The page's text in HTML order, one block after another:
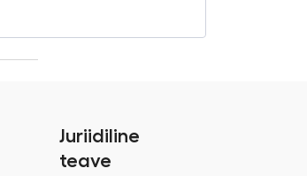
Juriidiline
teave